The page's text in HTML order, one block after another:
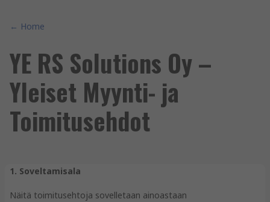
← Home
YE RS Solutions Oy –
Yleiset Myynti- ja
Toimitusehdot
1. Soveltamisala
Näitä toimitusehtoja sovelletaan ainoastaan